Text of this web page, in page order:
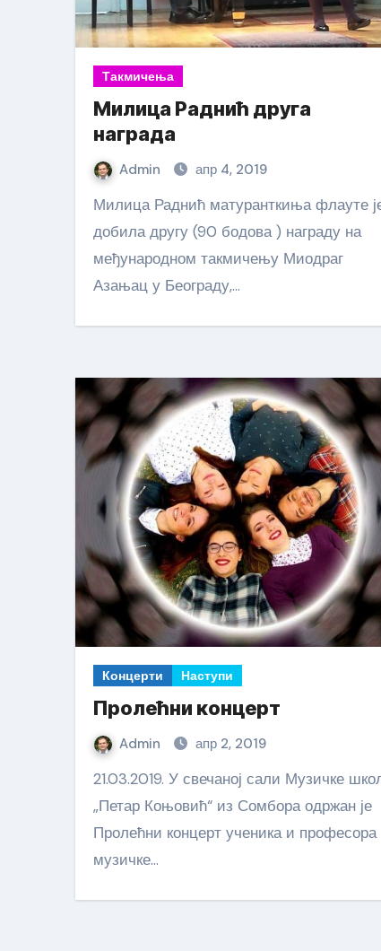
Такмичења
Милица Раднић друга
награда
Admin апр 4, 2019
Милица Раднић матуранткиња флауте је
добила другу (90 бодова ) награду на
међународном такмичењу Миодраг
Азањац у Београду,…
Концерти Наступи
Пролећни концерт
Admin апр 2, 2019
21.03.2019. У свечаној сали Музичке школе
„Петар Коњовић“ из Сомбора одржан је
Пролећни концерт ученика и професора
музичке…